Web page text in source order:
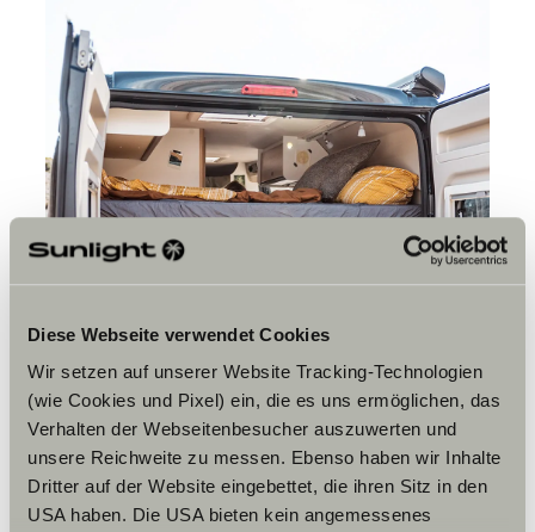
Diese Webseite verwendet Cookies
Wir setzen auf unserer Website Tracking-Technologien
(wie Cookies und Pixel) ein, die es uns ermöglichen, das
Verhalten der Webseitenbesucher auszuwerten und
unsere Reichweite zu messen. Ebenso haben wir Inhalte
Dritter auf der Website eingebettet, die ihren Sitz in den
USA haben. Die USA bieten kein angemessenes